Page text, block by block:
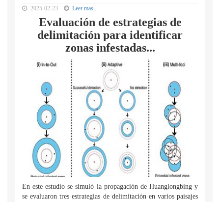
2025-02-23 Leer mas...
Evaluación de estrategias de
delimitación para identificar
zonas infestadas...
En este estudio se simuló la propagación de Huanglongbing y
se evaluaron tres estrategias de delimitación en varios paisajes